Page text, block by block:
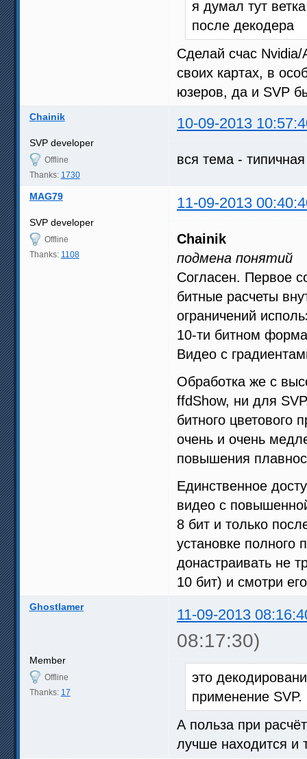
я думал тут
после декодера
Сделай счас
своих картах, в
юзеров, да и SVP
Chainik 10-09-2013
SVP developer
Offline
Thanks: 1730
вся тема -
MAG79 11-09-2013
SVP developer
Offline
Thanks: 1108
Chainik
подмена понятий
Согласен. Первое
битные расчеты
ограничений
10-ти битном
Видео с
Обработка же с
ffdShow, ни для
битного цветового
очень и очень
повышения
Единственное
видео с
8 бит и только
установке полного
донастраивать не
10 бит) и смотри
Ghostlamer 11-09-2013
08:17:30)
Member
Offline
Thanks: 17
это
применение SVP.
А польза при
лучше находится и